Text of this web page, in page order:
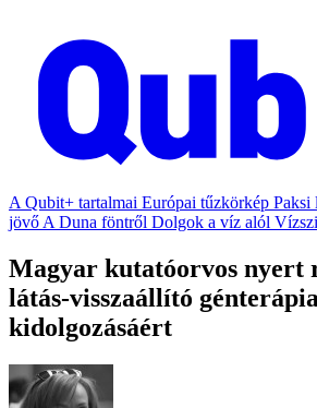
A Qubit+ tartalmai Európai tűzkörkép Paksi
jövő A Duna föntről Dolgok a víz alól
Magyar kutatóorvos nyert
látás-visszaállító génterápia
kidolgozásáért